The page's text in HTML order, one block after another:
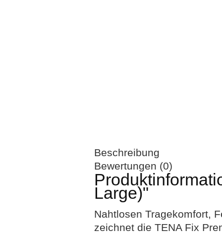
Beschreibung
Bewertungen (0)
Large)"
Nahtlosen Tragekomfort,
zeichnet die TENA Fix